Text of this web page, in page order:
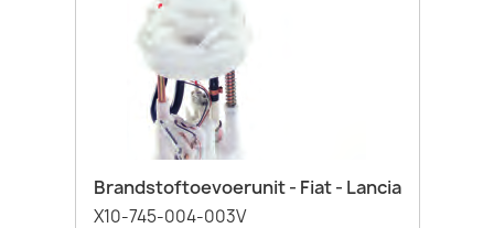
Brandstoftoevoerunit - Fiat - Lancia
X10-745-004-003V